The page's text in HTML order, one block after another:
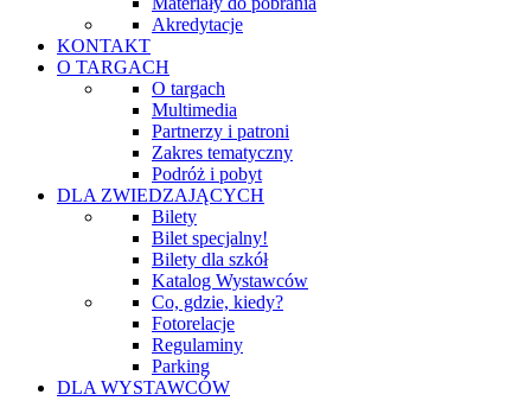
Akredytacje
KONTAKT
O TARGACH
O targach
Multimedia
Partnerzy i patroni
Zakres tematyczny
Podróż i pobyt
DLA ZWIEDZAJĄCYCH
Bilety
Bilet specjalny!
Bilety dla szkół
Katalog Wystawców
Co, gdzie, kiedy?
Fotorelacje
Regulaminy
Parking
DLA WYSTAWCÓW